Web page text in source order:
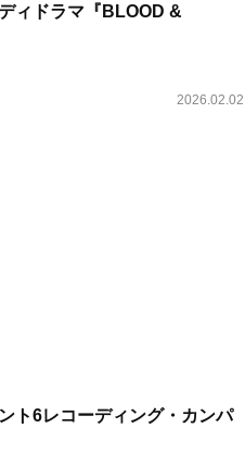
ィドラマ『BLOOD &
2026.02.02
ト6レコーディング・カンパ